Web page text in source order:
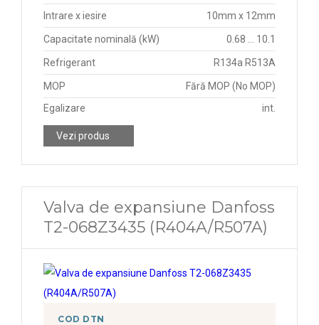
Intrare x iesire 10mm x 12mm
Capacitate nominală (kW) 0.68 ... 10.1
Refrigerant R134a R513A
MOP
Fără MOP (No MOP)
Egalizare
int.
Vezi produs
Valva de expansiune Danfoss
T2-068Z3435 (R404A/R507A)
COD DTN